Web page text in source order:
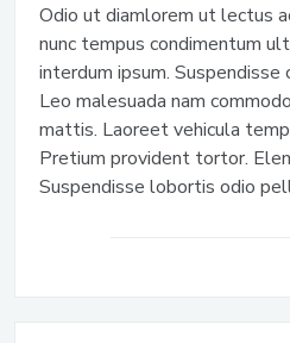
Odio ut diamlorem ut lectus
nunc tempus condimentum
interdum ipsum. Suspendisse
Leo malesuada nam
mattis. Laoreet vehicula
Pretium provident tortor.
Suspendisse lobortis odio